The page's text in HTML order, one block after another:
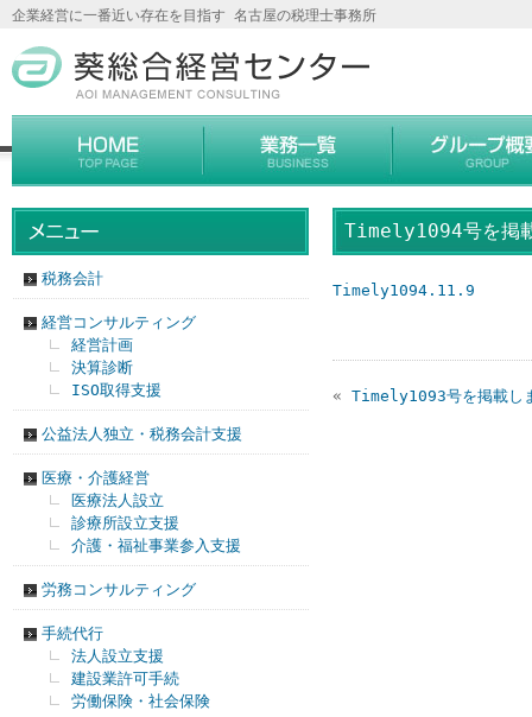
企業経営に一番近い存在を目指す 名古屋の税理士事務所
税務会計
経営コンサルティング
経営計画
決算診断
ISO取得支援
公益法人独立・税務会計支援
医療・介護経営
医療法人設立
診療所設立支援
介護・福祉事業参入支援
労務コンサルティング
手続代行
法人設立支援
建設業許可手続
労働保険・社会保険
Timely1094号を掲
Timely1094.11.9
« Timely1093号を掲載し